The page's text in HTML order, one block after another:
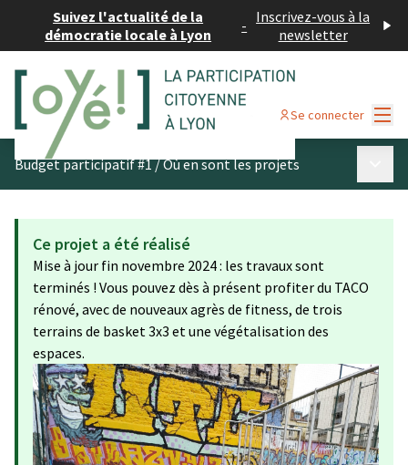
Suivez l'actualité de la
démocratie locale à Lyon
- Inscrivez-vous à la
newsletter
Se connecter
Budget participatif #1/Où en sont les projets
Ce projet a été réalisé
Mise à jour fin novembre 2024 : les travaux sont
terminés ! Vous pouvez dès à présent profiter du TACO
rénové, avec de nouveaux agrès de fitness, de trois
terrains de basket 3x3 et une végétalisation des
espaces.